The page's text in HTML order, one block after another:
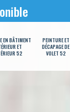
EN BÂTIMENT
ET
52
PEINTURE ET
DÉCAPAGE DE
VOLET 52